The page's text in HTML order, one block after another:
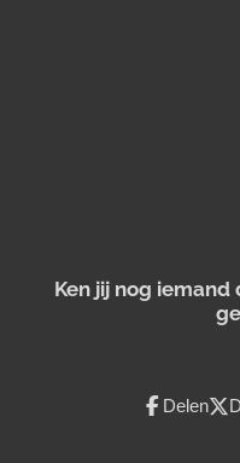
Ken jij nog
Delen